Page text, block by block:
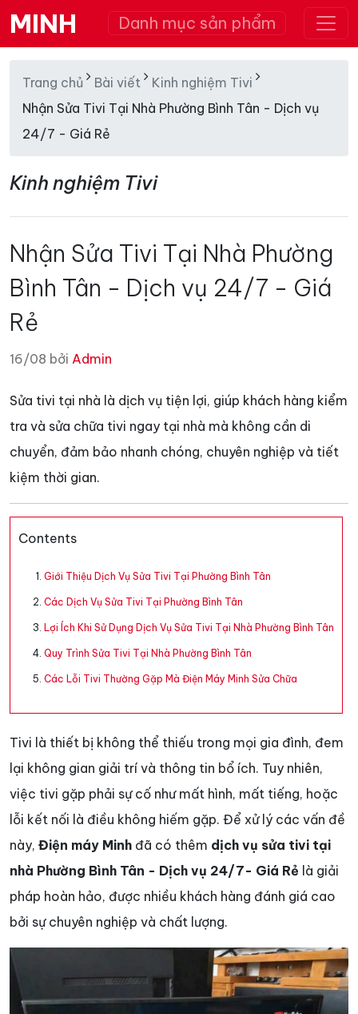
MINH Danh mục sản phẩm
Trang chủ Bài viết
Kinh nghiệm Tivi
Nhận Sửa Tivi Tại Nhà Phường Bình Tân - Dịch vụ
24/7 - Giá Rẻ
Kinh nghiệm Tivi
Nhận Sửa Tivi Tại Nhà Phường
Bình Tân - Dịch vụ 24/7 - Giá
Rẻ
16/08 bởi Admin
Sửa tivi tại nhà là dịch vụ tiện lợi, giúp khách hàng kiểm
tra và sửa chữa tivi ngay tại nhà mà không cần di
chuyển, đảm bảo nhanh chóng, chuyên nghiệp và tiết
kiệm thời gian.
Contents
Giới Thiệu Dịch Vụ Sửa Tivi Tại Phường Bình Tân
Các Dịch Vụ Sửa Tivi Tại Phường Bình Tân
Lợi Ích Khi Sử Dụng Dịch Vụ Sửa Tivi Tại Nhà Phường Bình Tân
Quy Trình Sửa Tivi Tại Nhà Phường Bình Tân
Các Lỗi Tivi Thường Gặp Mà Điện Máy Minh Sửa Chữa
Tivi là thiết bị không thể thiếu trong mọi gia đình, đem
lại không gian giải trí và thông tin bổ ích. Tuy nhiên,
việc tivi gặp phải sự cố như mất hình, mất tiếng, hoặc
lỗi kết nối là điều không hiếm gặp. Để xử lý các vấn đề
này, Điện máy Minh đã có thêm dịch vụ sửa tivi tại
nhà Phường Bình Tân - Dịch vụ 24/7- Giá Rẻ là giải
pháp hoàn hảo, được nhiều khách hàng đánh giá cao
bởi sự chuyên nghiệp và chất lượng.